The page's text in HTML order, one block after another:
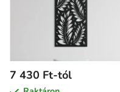
7 430 Ft-tól